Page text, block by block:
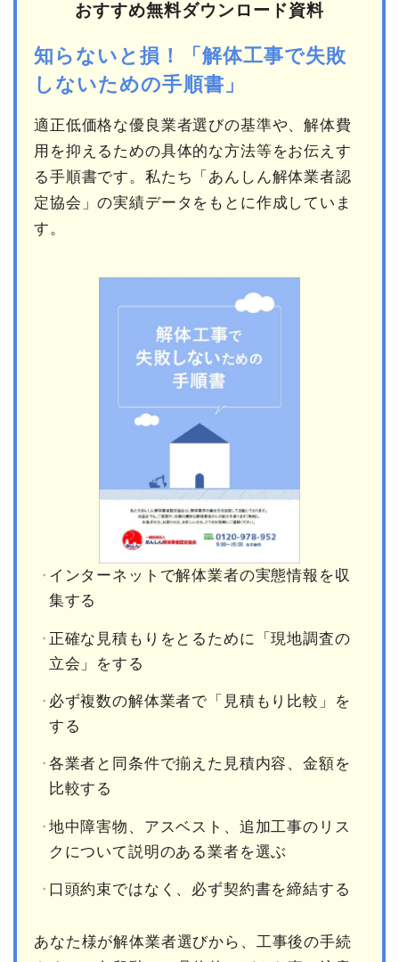
おすすめ無料ダウンロード資料
知らないと損！「解体工事で失敗
しないための手順書」
適正低価格な優良業者選びの基準や、解体費
用を抑えるための具体的な方法等をお伝えす
る手順書です。私たち「あんしん解体業者認
定協会」の実績データをもとに作成していま
す。
インターネットで解体業者の実態情報を収
集する
正確な見積もりをとるために「現地調査の
立会」をする
必ず複数の解体業者で「見積もり比較」を
する
各業者と同条件で揃えた見積内容、金額を
比較する
地中障害物、アスベスト、追加工事のリス
クについて説明のある業者を選ぶ
口頭約束ではなく、必ず契約書を締結する
あなた様が解体業者選びから、工事後の手続